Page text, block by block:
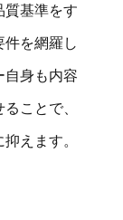
質基準をす
件を網羅し
自身も内容
ことで、
えます。